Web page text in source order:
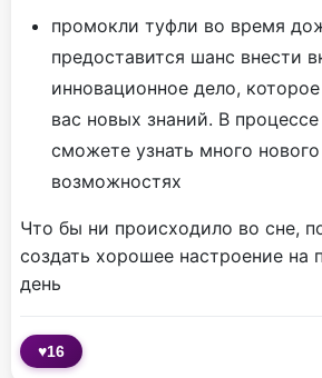
промокли туфли во время
предоставится шанс внести
инновационное дело,
вас новых знаний. В
сможете узнать много
возможностях
Что бы ни происходило во сне,
создать хорошее настроение на
день
♥16